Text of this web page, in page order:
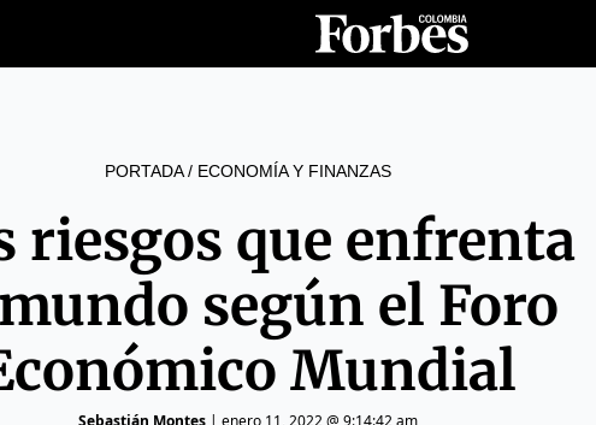
PORTADA/ ECONOMÍA Y FINANZAS
riesgos que enfrenta
según el Foro
Mundial
Sebastián Montes | enero 11, 2022 @ 9:14:42 am